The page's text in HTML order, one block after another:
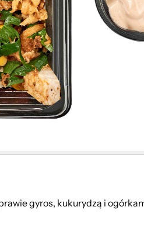
gyros, kukurydzą i